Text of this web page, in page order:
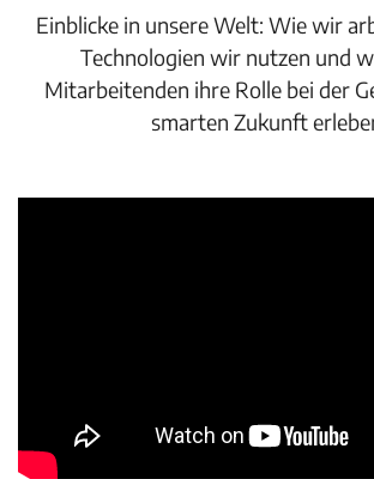
Einblicke in unsere Welt: Wie wir
Technologien wir nutzen und
Mitarbeitenden ihre Rolle bei der
smarten Zukunft